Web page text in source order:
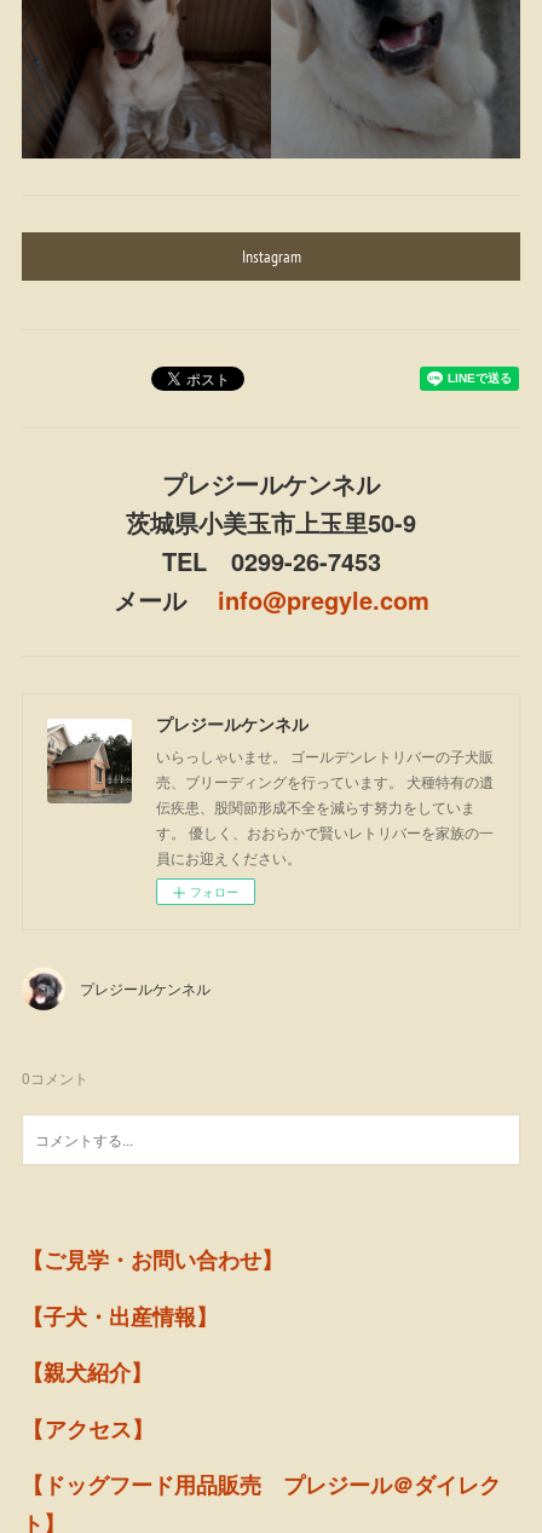
Instagram
プレジールケンネル
茨城県小美玉市上玉里50-9
TEL 0299-26-7453
メール info@pregyle.com
プレジールケンネル
いらっしゃいませ。 ゴールデンレトリバーの子犬販
売、ブリーディングを行っています。 犬種特有の遺
伝疾患、股関節形成不全を減らす努力をしていま
す。 優しく、おおらかで賢いレトリバーを家族の一
員にお迎えください。
フォロー
プレジールケンネル
0コメント
【ご見学・お問い合わせ】
【子犬・出産情報】
【親犬紹介】
【アクセス】
【ドッグフード用品販売 プレジール＠ダイレク
ト】